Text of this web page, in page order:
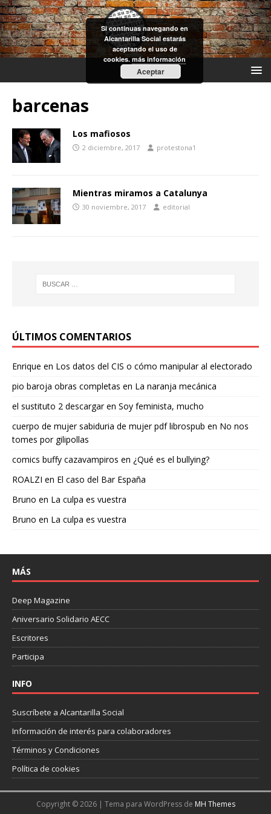
barcenas
Los mafiosos
2 diciembre, 2017 protestona1
Mientras miramos a Catalunya
30 noviembre, 2017 editorial
ÚLTIMOS COMENTARIOS
Enrique en Los datos del CIS o cómo manipular al electorado
pio baroja obras completas en La naranja mecánica
el sustituto 2 descargaren Soy feminista, mucho
cuerpo de mujer sabiduria de mujer pdf librospub en No nos
tomes por gilipollas
comics buffy cazavampiros en ¿Qué es el bullying?
ROALZI en El caso del Bar España
Bruno en La culpa es vuestra
Bruno en La culpa es vuestra
MÁS
Deep Magazine
Aniversario Solidario AECC
Escritores
Participa
INFO
Suscríbete a Alcantarilla Social
Información de interés para colaboradores
Términos y Condiciones
Política de cookies
Copyright © 2026 | Tema para WordPress de MH Themes
Si continuas navegando en
Alcantarilla Social estarás
aceptando el uso de
cookies.más información
Aceptar